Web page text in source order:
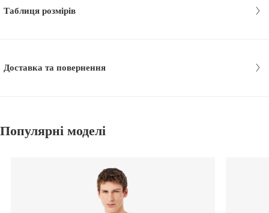
Таблиця розмірів
Доставка та повернення
Популярні моделі